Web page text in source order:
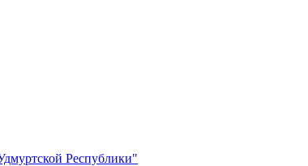
Республики"